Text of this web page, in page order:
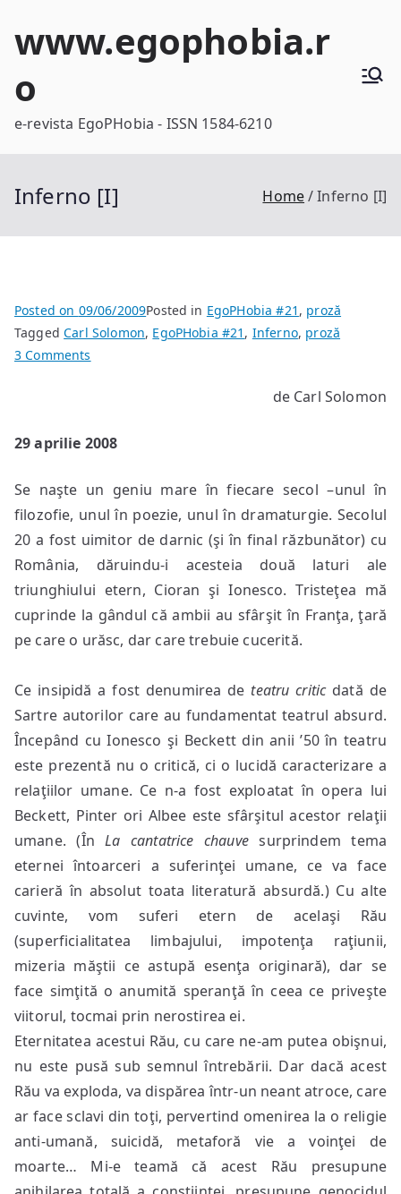
www.egophobia.r
o
e-revista EgoPHobia - ISSN 1584-6210
Inferno [I] Home Inferno [I]
Posted on 09/06/2009Posted in EgoPHobia #21 , proză
TaggedCarl Solomon, EgoPHobia #21 , Inferno, proză
3 Comments
de Carl Solomon
29 aprilie 2008
Se naşte un geniu mare în fiecare secol –unul în
filozofie, unul în poezie, unul în dramaturgie. Secolul
20 a fost uimitor de darnic (şi în final răzbunător) cu
România, dăruindu-i acesteia două laturi ale
triunghiului etern, Cioran şi Ionesco. Tristeţea mă
cuprinde la gândul că ambii au sfârşit în Franţa, ţară
pe care o urăsc, dar care trebuie cucerită.
Ce insipidă a fost denumirea de teatru criticdată de
Sartre autorilor care au fundamentat teatrul absurd.
Începând cu Ionesco şi Beckett din anii ’50 în teatru
este prezentă nu o critică, ci o lucidă caracterizare a
relaţiilor umane. Ce n-a fost exploatat în opera lui
Beckett, Pinter ori Albee este sfârşitul acestor relaţii
umane. (ÎnLa cantatrice chauvesurprindem tema
eternei întoarceri a suferinţei umane, ce va face
carieră în absolut toata literatură absurdă.) Cu alte
cuvinte, vom suferi etern de acelaşi Rău
(superficialitatea limbajului, impotenţa raţiunii,
mizeria măştii ce astupă esenţa originară), dar se
face simţită o anumită speranţă în ceea ce priveşte
viitorul, tocmai prin nerostirea ei.
Eternitatea acestui Rău, cu care ne-am putea obişnui,
nu este pusă sub semnul întrebării. Dar dacă acest
Rău va exploda, va dispărea într-un neant atroce, care
ar face sclavi din toţi, pervertind omenirea la o religie
anti-umană, suicidă, metaforă vie a voinţei de
moarte… Mi-e teamă că acest Rău presupune